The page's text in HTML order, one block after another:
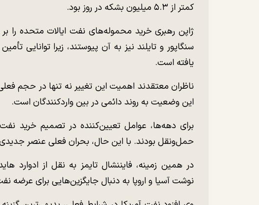
کمتر از ۵.۳ میلیون بشکه در روز بود.
ژاپن رهبری خرید محموله‌های نفت ایالات متحده را
سنگاپور و تایلند نیز به آن پیوستند، زیرا توانایی
یافته است.
ناظران معتقدند اهمیت این تغییر نه تنها در حجم
این وضعیت به روند دائمی در بین واردکنندگان است.
برای دهه‌ها، عوامل تعیین‌کننده در تصمیم خرید
حمل‌ونقل بودند. با این حال، بحران فعلی عنصر
در همین زمینه، فایننشال تایمز به نقل از ادوارد
نوشت آسیا و اروپا به دنبال جایگزین‌هایی برای عرضه